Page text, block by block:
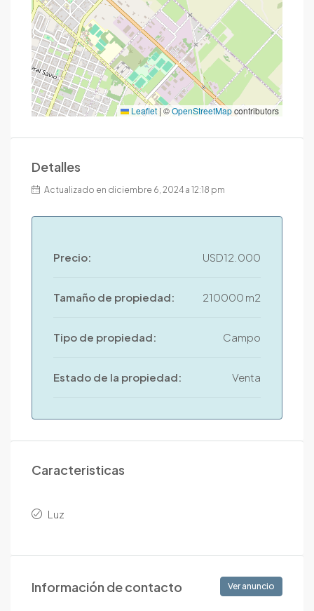
Leaflet|©OpenStreetMapcontributors
Detalles
Actualizado en diciembre 6, 2024 a 12:18 pm
Precio: USD12.000
Tamaño de propiedad: 210000 m2
Tipo de propiedad: Campo
Estado de la propiedad: Venta
Caracteristicas
Luz
Información de contacto Ver anuncio